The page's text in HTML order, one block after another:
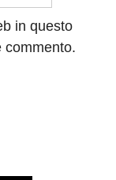
in questo
commento.